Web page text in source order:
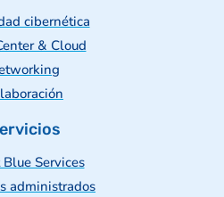
cibernética
& Cloud
Services
administrados